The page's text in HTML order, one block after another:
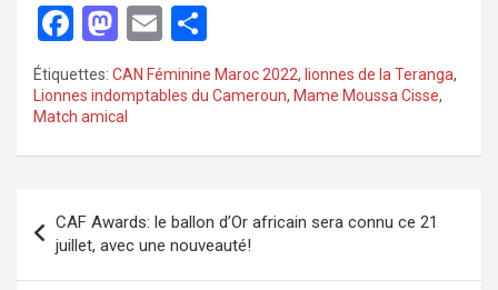
F
a
ce
b
o
k
M
a
st
o
d
n
E
m
ail
ar
ta
er
Étiquettes: CAN Féminine Maroc 2022, lionnes de la Teranga,
Lionnes indomptables du Cameroun, Mame Moussa Cisse,
Match amical
CAF Awards: le ballon d’Or africain sera connu ce 21
juillet, avec une nouveauté!